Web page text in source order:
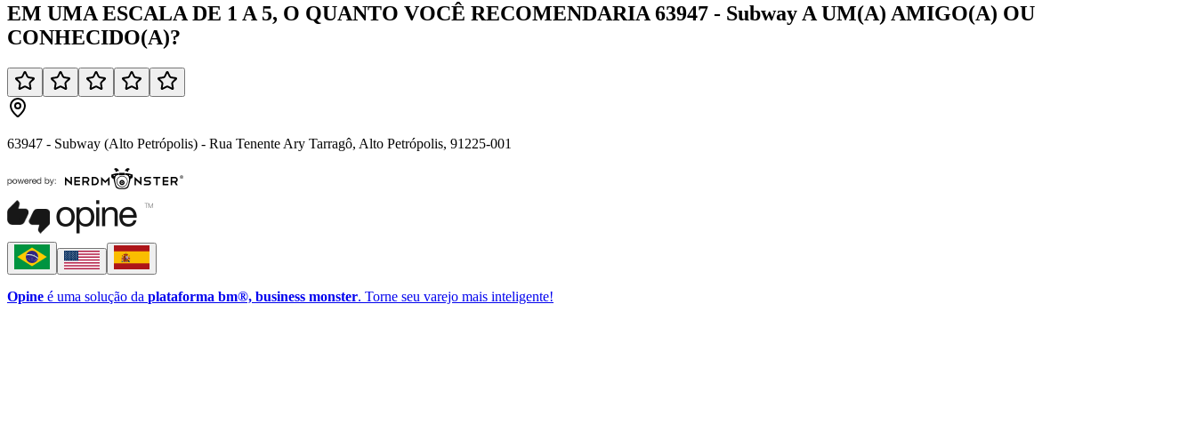
EM UMA ESCALA DE 1 A 5, O QUANTO VOCÊ RECOMENDARIA 63947 - Subway A UM(A) AMIGO(A) OU
CONHECIDO(A)?
63947 - Subway (Alto Petrópolis) - Rua Tenente Ary Tarragô, Alto Petrópolis, 91225-001
Opine é uma solução da plataforma bm®, business monster. Torne seu varejo mais inteligente!